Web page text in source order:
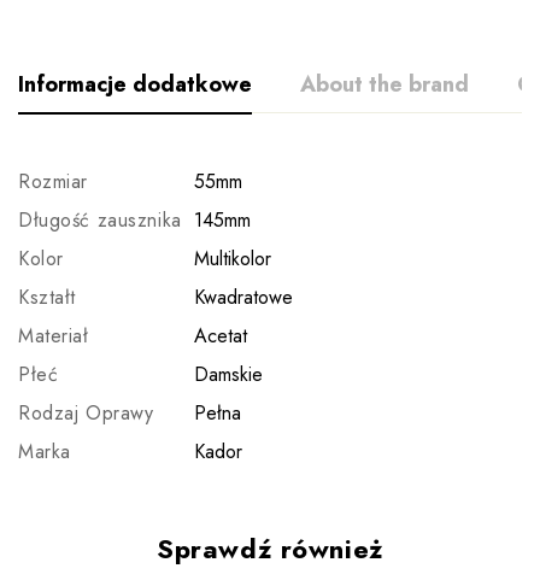
Informacje dodatkowe About the brand
Rozmiar
55mm
Długość zausznika 145mm
Kolor
Multikolor
Kształt
Kwadratowe
Materiał
Acetat
Płeć
Damskie
Rodzaj Oprawy
Pełna
Marka
Kador
Sprawdź również